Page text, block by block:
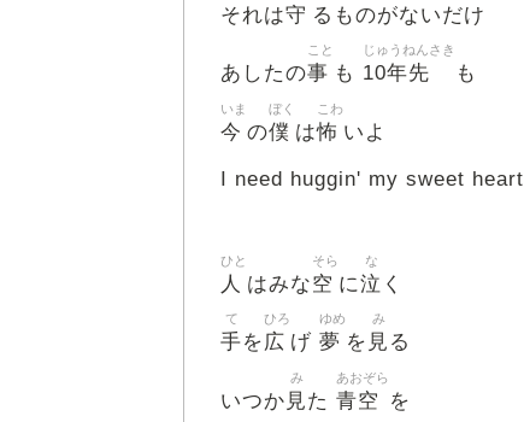
それは守 るものがないだけ
あしたの事
こと
も 10年先
じゅうねんさき
も
今
いま
の僕
ぼく
は怖
こわ
いよ
I need huggin' my sweet heart
人
ひと
はみな空
そら
に泣
な
く
手
て
を広
ひろ
げ 夢
ゆめ
を 見
み
る
いつか 見
み
た 青空
あおぞら
を